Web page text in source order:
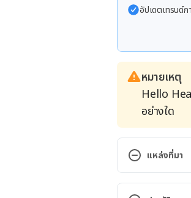
อัปเดตเทรนด์
หมายเหตุ
Hello
อย่างใด
แหล่งที่มา
What’s